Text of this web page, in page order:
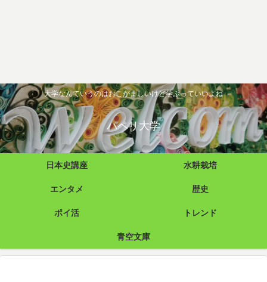
大学なんていうのはおこがましいけど学ぶっていいよね
パペリ大学
日本史講座 水耕栽培
エンタメ 歴史
ポイ活 トレンド
青空文庫